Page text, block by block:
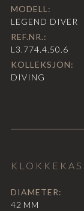
MODELL:
LEGEND DIVER
REF.NR.:
L3.774.4.50.6
KOLLEKSJON:
DIVING
DIAMETER:
42 MM